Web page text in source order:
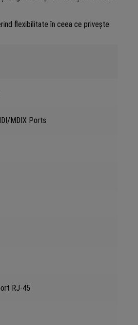
flexibilitate în ceea ce privește
MDIX Ports
RJ-45